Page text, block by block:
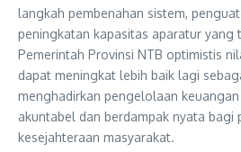
langkah pembenahan sistem,
peningkatan kapasitas aparatur yang
Pemerintah Provinsi NTB optimistis
dapat meningkat lebih baik lagi
menghadirkan pengelolaan
akuntabel dan berdampak nyata bagi
kesejahteraan masyarakat.